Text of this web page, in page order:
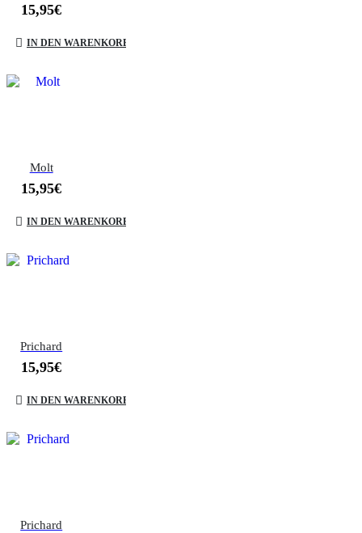
15,95€
IN DEN WARENKORB
Molt
15,95€
IN DEN WARENKORB
Prichard
15,95€
IN DEN WARENKORB
Prichard